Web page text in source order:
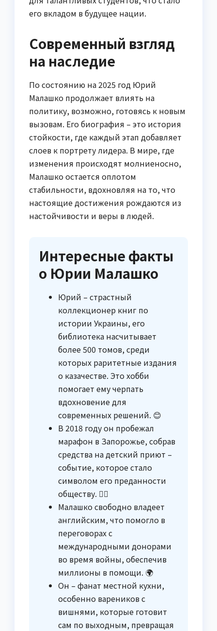
его вкладом в будущее нации.
Современный взгляд
на наследие
По состоянию на 2025 год Юрий
Малашко продолжает влиять на
политику, возможно, готовясь к новым
вызовам. Его биография – это история
стойкости, где каждый этап добавляет
слоев к портрету лидера. В мире, где
изменения происходят молниеносно,
Малашко остается оплотом
стабильности, вдохновляя на то, что
настоящие достижения рождаются из
настойчивости и веры в людей.
Интересные факты
о Юрии Малашко
Юрий – страстный
коллекционер книг по
истории Украины, его
библиотека насчитывает
более 500 томов, среди
которых раритетные издания
о казачестве. Это хобби
помогает ему черпать
вдохновение для
современных решений. 😊
В 2018 году он пробежал
марафон в Запорожье, собрав
средства на детский приют –
событие, которое стало
символом его преданности
обществу. 🏃‍♂️
Малашко свободно владеет
английским, что помогло в
переговорах с
международными донорами
во время войны, обеспечив
миллионы в помощи. 🌍
Он – фанат местной кухни,
особенно вареников с
вишнями, которые готовит
сам по выходным, превращая